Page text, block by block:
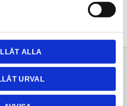
ALLA
URVAL
Information